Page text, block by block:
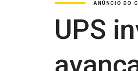
ANÚNCIO DO
UPS